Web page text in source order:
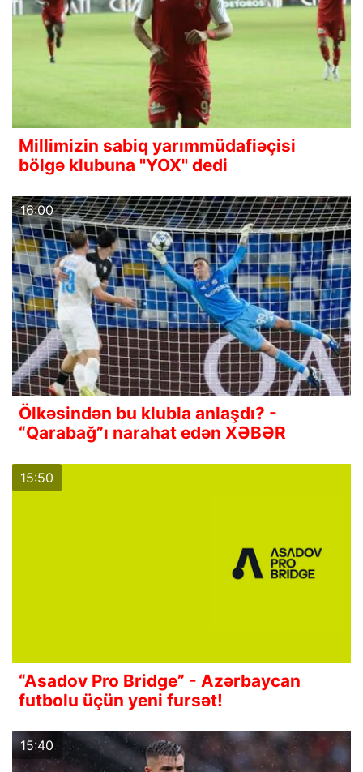
Millimizin sabiq yarımmüdafiəçisi
bölgə klubuna "YOX" dedi
16:00
Ölkəsindən bu klubla anlaşdı? -
“Qarabağ”ı narahat edən XƏBƏR
15:50
“Asadov Pro Bridge” - Azərbaycan
futbolu üçün yeni fursət!
15:40